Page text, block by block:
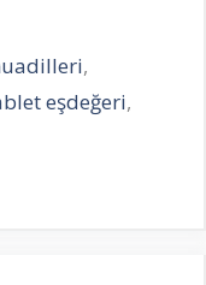
,
eşdeğeri,